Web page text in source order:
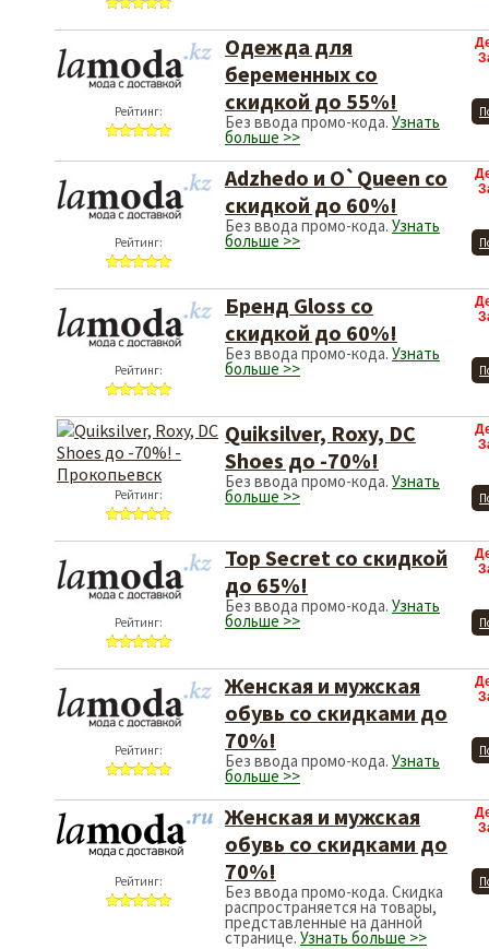
Рейтинг:
Одежда для
беременных со
скидкой до 55%!
Без ввода промо-кода. Узнать
больше >>
Рейтинг:
Adzhedo и O`Queen со
скидкой до 60%!
Без ввода промо-кода. Узнать
больше >>
Рейтинг:
Бренд Gloss со
скидкой до 60%!
Без ввода промо-кода. Узнать
больше >>
Рейтинг:
Quiksilver, Roxy, DC
Shoes до -70%!
Без ввода промо-кода. Узнать
больше >>
Рейтинг:
Top Secret со скидкой
до 65%!
Без ввода промо-кода. Узнать
больше >>
Рейтинг:
Женская и мужская
обувь со скидками до
70%!
Без ввода промо-кода. Узнать
больше >>
Рейтинг:
Женская и мужская
обувь со скидками до
70%!
Без ввода промо-кода. Скидка
распространяется на товары,
представленные на данной
странице. Узнать больше >>